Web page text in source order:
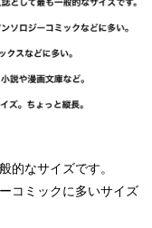
的なサイズです。
コミックに多いサイズ